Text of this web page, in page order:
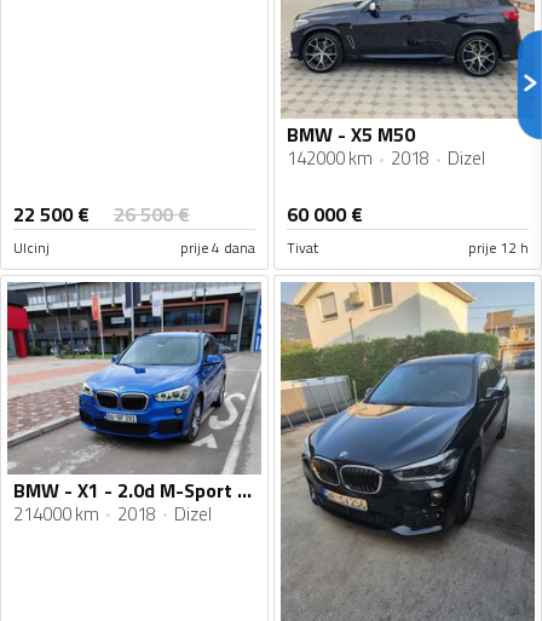
22 500€ 26 500€
Ulcinj prije 4 dana
BMW - X5 M50
142000 km 2018 Dizel
60 000€
Tivat prije 12 h
BMW - X1 - 2.0d M-Sport Xdrive
214000 km 2018 Dizel